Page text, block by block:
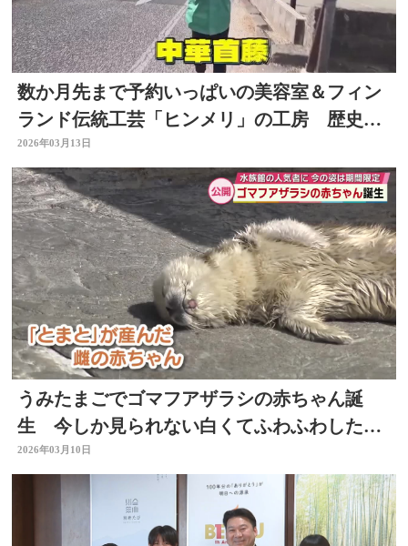
数か月先まで予約いっぱいの美容室＆フィン
ランド伝統工芸「ヒンメリ」の工房 歴史的
な街並みを歩く 大分
2026年03月13日
うみたまごでゴマフアザラシの赤ちゃん誕
生 今しか見られない白くてふわふわした姿
が人気に 大分
2026年03月10日